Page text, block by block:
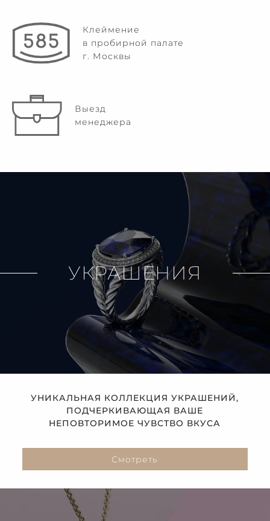
Клеймение
в пробирной палате
г. Москвы
Выезд
менеджера
УКРАШЕНИЯ
УНИКАЛЬНАЯ КОЛЛЕКЦИЯ УКРАШЕНИЙ,
ПОДЧЕРКИВАЮЩАЯ ВАШЕ
НЕПОВТОРИМОЕ ЧУВСТВО ВКУСА
Смотреть